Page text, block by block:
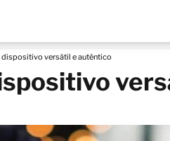
dispositivo versátil e autêntico